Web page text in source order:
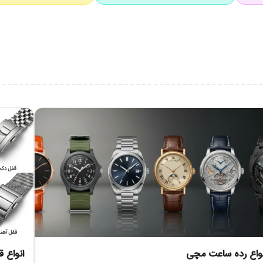
ساعت‌های گرد کلاسیک که ظاهر آشناتری دارند، این ساعت از یک طراحی
است. در واقع این مدل از آن ساعت‌هایی است که از فاصله هم قابل تشخیص
لینک‌های درشت‌تر و ساختارمند تشکیل شده که با قاب زاویه‌دار ساعت
برند دیده می‌شود. این نوع قفل برای ساعت‌های فلزی انتخابی رایج و
رده ساعت مچی